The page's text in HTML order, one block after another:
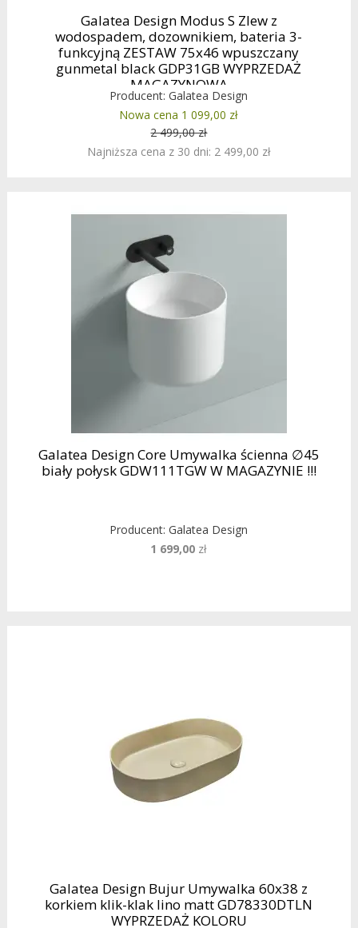
Galatea Design Modus S Zlew z
wodospadem, dozownikiem, bateria 3-
funkcyjną ZESTAW 75x46 wpuszczany
gunmetal black GDP31GB WYPRZEDAŻ
MAGAZYNOWA
Producent:Galatea Design
Nowa cena 1 099,00 zł
2 499,00 zł
Najniższa cena z 30 dni: 2 499,00 zł
Galatea Design Core Umywalka ścienna ∅45
biały połysk GDW111TGW W MAGAZYNIE !!!
Producent:Galatea Design
1 699,00 zł
Galatea Design Bujur Umywalka 60x38 z
korkiem klik-klak lino matt GD78330DTLN
WYPRZEDAŻ KOLORU